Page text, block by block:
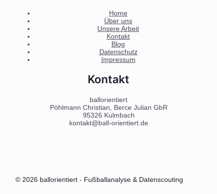
Home
Über uns
Unsere Arbeit
Kontakt
Blog
Datenschutz
Impressum
Kontakt
ballorientiert
Pöhlmann Christian, Berce Julian GbR
95326 Kulmbach
kontakt@ball-orientiert.de
© 2026 ballorientiert - Fußballanalyse & Datenscouting